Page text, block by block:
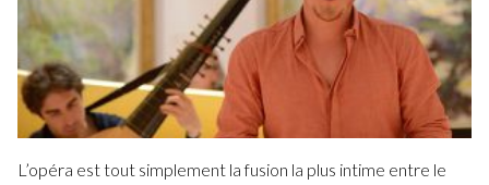
L’opéra est tout simplement la fusion la plus intime entre le